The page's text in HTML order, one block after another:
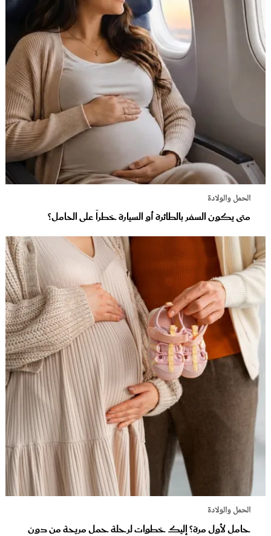
الحمل والولادة
متى يكون السفر بالطائرة أو السيارة خطراً على الحامل؟
الحمل والولادة
حامل لأول مرة؟ إليك خطوات لرحلة حمل مريحة من دون